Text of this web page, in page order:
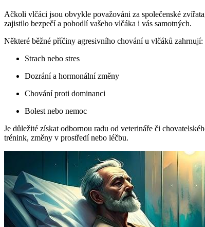
Ačkoli vlčáci jsou obvykle považováni za společenské
zajistilo bezpečí a pohodlí vašeho vlčáka i vás samotných.
Některé běžné příčiny agresivního chování u vlčáků zahrnují:
Strach nebo stres
Dozrání a hormonální změny
Chování proti dominanci
Bolest nebo nemoc
Je důležité získat odbornou radu od veterináře či
trénink, změny v prostředí nebo léčbu.